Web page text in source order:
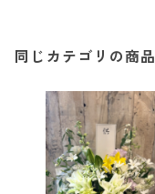
同じカテゴリの商品